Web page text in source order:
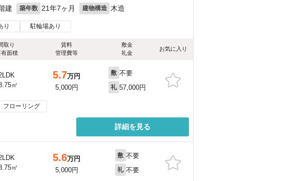
建 築年数 21年7ヶ月 建物構造 木造
り 駐輪場あり
取り
有面積
賃料
管理費等
敷金
礼金
お気に入り
㎡
5.7万円
5,000円
敷 不要
礼 57,000円
フローリング
詳細を見る
㎡
5.6万円
5,000円
敷 不要
礼 不要